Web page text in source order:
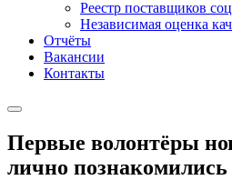
Реестр поставщиков
Независимая оценка
Отчёты
Вакансии
Контакты
Первые волонтёры
лично